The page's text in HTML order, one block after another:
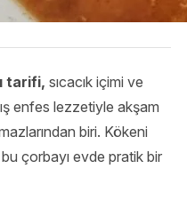
tarifi, sıcacık içimi ve
enfes lezzetiyle akşam
biri. Kökeni
çorbayı evde pratik bir